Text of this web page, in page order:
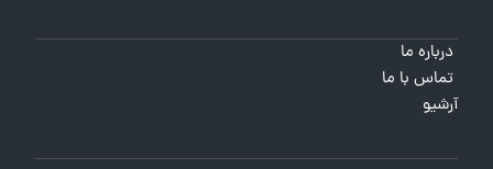
درباره ما
تماس با ما
آرشیو